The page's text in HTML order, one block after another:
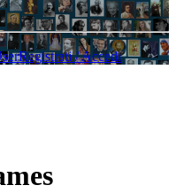
Registrati / Accedi